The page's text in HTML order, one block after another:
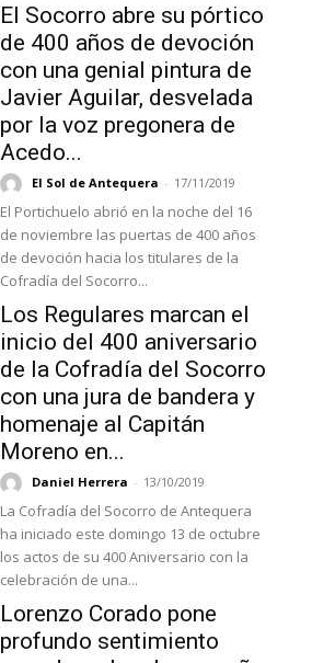
El Socorro abre su pórtico
de 400 años de devoción
con una genial pintura de
Javier Aguilar, desvelada
por la voz pregonera de
Acedo...
El Sol de Antequera - 17/11/2019
El Portichuelo abrió en la noche del 16
de noviembre las puertas de 400 años
de devoción hacia los titulares de la
Cofradía del Socorro...
Los Regulares marcan el
inicio del 400 aniversario
de la Cofradía del Socorro
con una jura de bandera y
homenaje al Capitán
Moreno en...
Daniel Herrera - 13/10/2019
La Cofradía del Socorro de Antequera
ha iniciado este domingo 13 de octubre
los actos de su 400 Aniversario con la
celebración de una...
Lorenzo Corado pone
profundo sentimiento